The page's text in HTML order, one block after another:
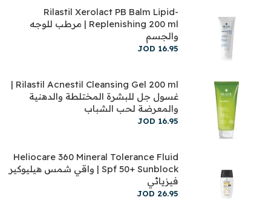
Rilastil Xerolact PB Balm Lipid-
Replenishing 200 ml | مرطب للوجه
والجسم
JOD 16.95
Rilastil Acnestil Cleansing Gel 200 ml |
غسول جل للبشرة المختلطة والدهنية
والمعرضة لحب الشباب
JOD 16.95
Heliocare 360 Mineral Tolerance Fluid
Spf 50+ Sunblock | واقي شمس هيليوكير
فيزيائي
JOD 26.95